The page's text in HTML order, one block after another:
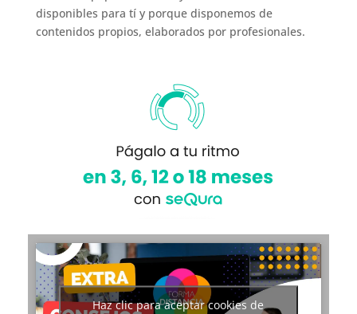
disponibles para tí y porque disponemos de
contenidos propios, elaborados por profesionales.
Haz clic para aceptar cookies de